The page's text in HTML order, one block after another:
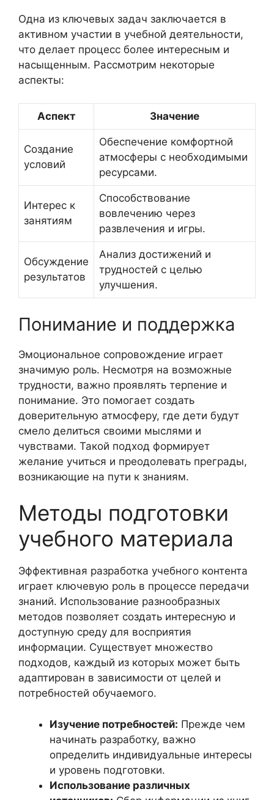
Одна из ключевых задач заключается в
активном участии в учебной деятельности,
что делает процесс более интересным и
насыщенным. Рассмотрим некоторые
аспекты:
Аспект Значение
Создание
условий
Обеспечение комфортной
атмосферы с необходимыми
ресурсами.
Интерес к
занятиям
Способствование
вовлечению через
развлечения и игры.
Обсуждение
результатов
Анализ достижений и
трудностей с целью
улучшения.
Понимание и поддержка
Эмоциональное сопровождение играет
значимую роль. Несмотря на возможные
трудности, важно проявлять терпение и
понимание. Это помогает создать
доверительную атмосферу, где дети будут
смело делиться своими мыслями и
чувствами. Такой подход формирует
желание учиться и преодолевать преграды,
возникающие на пути к знаниям.
Методы подготовки
учебного материала
Эффективная разработка учебного контента
играет ключевую роль в процессе передачи
знаний. Использование разнообразных
методов позволяет создать интересную и
доступную среду для восприятия
информации. Существует множество
подходов, каждый из которых может быть
адаптирован в зависимости от целей и
потребностей обучаемого.
Изучение потребностей: Прежде чем
начинать разработку, важно
определить индивидуальные интересы
и уровень подготовки.
Использование различных